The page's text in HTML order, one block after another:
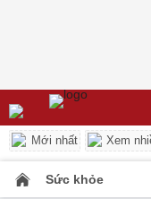
Mới nhất Xem
Sức khỏe